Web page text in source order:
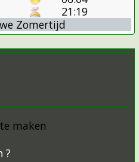
21:19
Zomertijd
?